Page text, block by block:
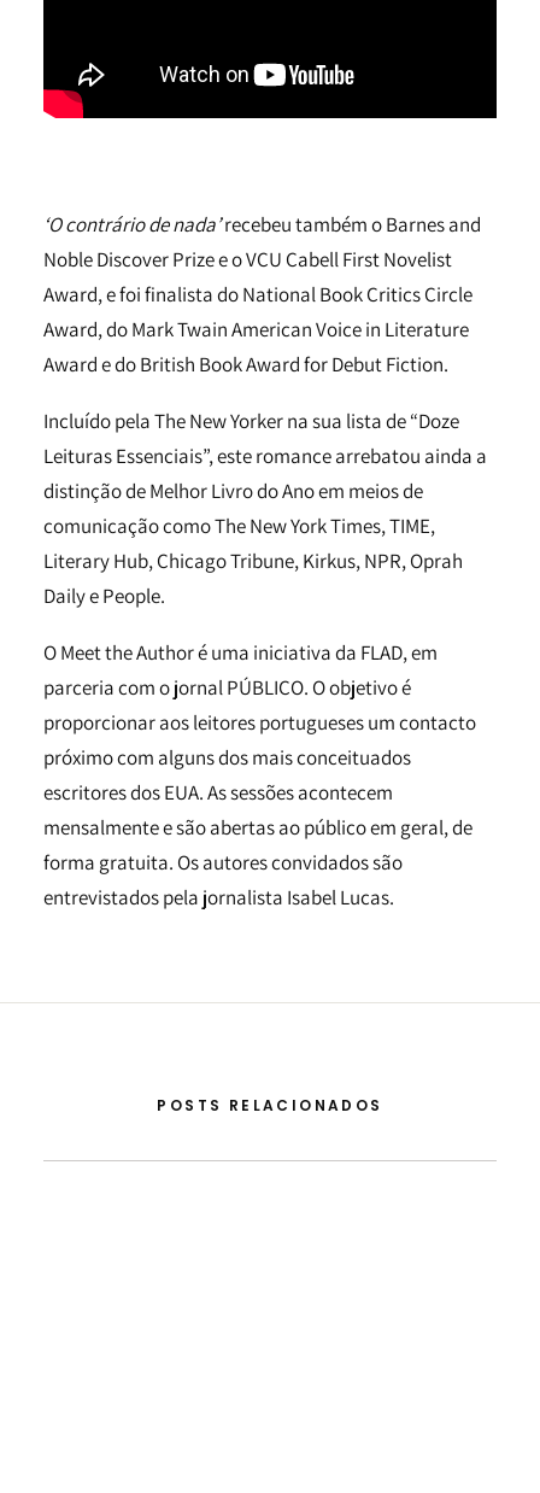
‘O contrário de nada’recebeu também o Barnes and
Noble Discover Prize e o VCU Cabell First Novelist
Award, e foi finalista do National Book Critics Circle
Award, do Mark Twain American Voice in Literature
Award e do British Book Award for Debut Fiction.
Incluído pela The New Yorker na sua lista de “Doze
Leituras Essenciais”, este romance arrebatou ainda a
distinção de Melhor Livro do Ano em meios de
comunicação como The New York Times, TIME,
Literary Hub, Chicago Tribune, Kirkus, NPR, Oprah
Daily e People.
O Meet the Author é uma iniciativa da FLAD, em
parceria com o jornal PÚBLICO. O objetivo é
proporcionar aos leitores portugueses um contacto
próximo com alguns dos mais conceituados
escritores dos EUA. As sessões acontecem
mensalmente e são abertas ao público em geral, de
forma gratuita. Os autores convidados são
entrevistados pela jornalista Isabel Lucas.
POSTS RELACIONADOS